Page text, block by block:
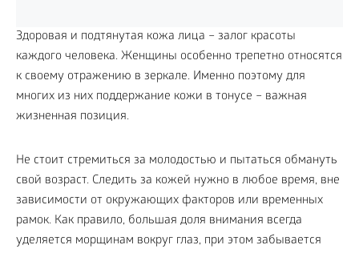
Здоровая и подтянутая кожа лица – залог красоты
каждого человека. Женщины особенно трепетно относятся
к своему отражению в зеркале. Именно поэтому для
многих из них поддержание кожи в тонусе – важная
жизненная позиция.
Не стоит стремиться за молодостью и пытаться обмануть
свой возраст. Следить за кожей нужно в любое время, вне
зависимости от окружающих факторов или временных
рамок. Как правило, большая доля внимания всегда
уделяется морщинам вокруг глаз, при этом забывается